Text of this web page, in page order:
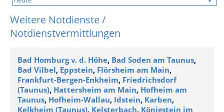
Weitere Notdienste /
Notdienstvermittlungen
Bad Homburg v. d. Höhe, Bad Soden am Taunus,
Bad Vilbel, Eppstein, Flörsheim am Main,
Frankfurt-Bergen-Enkheim, Friedrichsdorf
(Taunus), Hattersheim am Main, Hofheim am
Taunus, Hofheim-Wallau, Idstein, Karben,
Kelkheim (Taunus), Kelsterbach, Königstein im